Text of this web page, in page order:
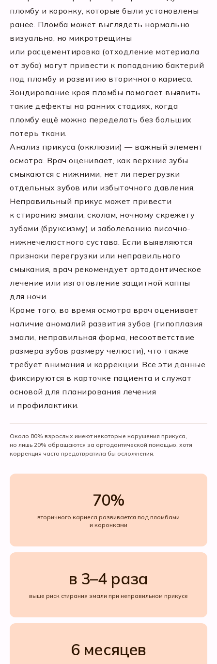
пломбу и коронку, которые были установлены
ранее. Пломба может выглядеть нормально
визуально, но микротрещины
или расцементировка (отходление материала
от зуба) могут привести к попаданию бактерий
под пломбу и развитию вторичного кариеса.
Зондирование края пломбы помогает выявить
такие дефекты на ранних стадиях, когда
пломбу ещё можно переделать без больших
потерь ткани.
Анализ прикуса (окклюзии) — важный элемент
осмотра. Врач оценивает, как верхние зубы
смыкаются с нижними, нет ли перегрузки
отдельных зубов или избыточного давления.
Неправильный прикус может привести
к стиранию эмали, сколам, ночному скрежету
зубами (бруксизму) и заболеванию височно-
нижнечелюстного сустава. Если выявляются
признаки перегрузки или неправильного
смыкания, врач рекомендует ортодонтическое
лечение или изготовление защитной каппы
для ночи.
Кроме того, во время осмотра врач оценивает
наличие аномалий развития зубов (гипоплазия
эмали, неправильная форма, несоответствие
размера зубов размеру челюсти), что также
требует внимания и коррекции. Все эти данные
фиксируются в карточке пациента и служат
основой для планирования лечения
и профилактики.
Около 80% взрослых имеют некоторые нарушения прикуса,
но лишь 20% обращаются за ортодонтической помощью, хотя
коррекция часто предотвратила бы осложнения.
70%
вторичного кариеса развивается под пломбами
и коронками
в 3–4 раза
выше риск стирания эмали при неправильном прикусе
6 месяцев